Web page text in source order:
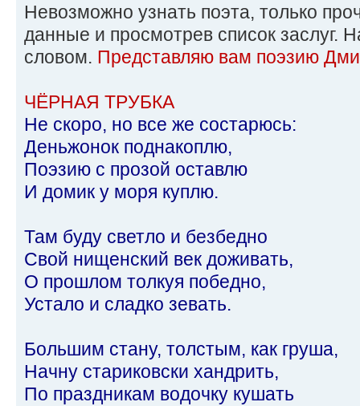
Невозможно узнать поэта, только
данные и просмотрев список заслуг.
словом. Представляю вам поэзию
ЧЁРНАЯ ТРУБКА
Не скоро, но все же состарюсь:
Деньжонок поднакоплю,
Поэзию с прозой оставлю
И домик у моря куплю.
Там буду светло и безбедно
Свой нищенский век доживать,
О прошлом толкуя победно,
Устало и сладко зевать.
Большим стану, толстым, как груша,
Начну стариковски хандрить,
По праздникам водочку кушать